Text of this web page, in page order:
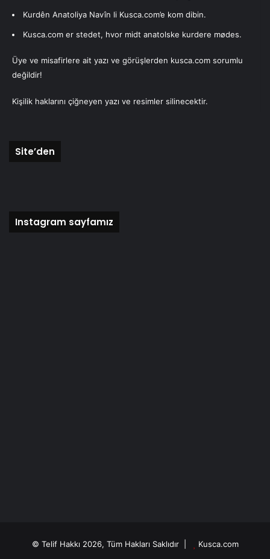
Kurdên Anatoliya Navîn li Kusca.com’e kom dibin.
Kusca.com er stedet, hvor midt anatolske kurdere mødes.
Üye ve misafirlere ait yazı ve görüşlerden kusca.com sorumlu
değildir!
Kişilik haklarını çiğneyen yazı ve resimler silinecektir.
Site’den
Instagram sayfamız
© Telif Hakkı 2026, Tüm Hakları Saklıdır | Kusca.com